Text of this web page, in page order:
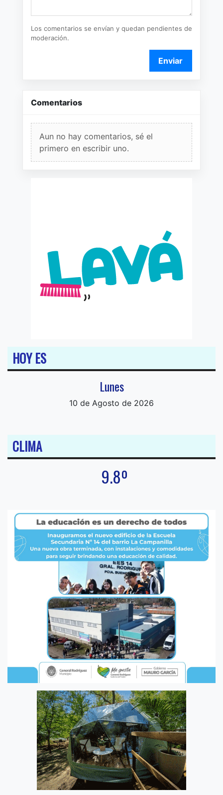
Los comentarios se envían y quedan pendientes de
moderación.
Enviar
Comentarios
Aun no hay comentarios, sé el
primero en escribir uno.
HOY ES
Lunes
10 de Agosto de 2026
CLIMA
9.8º